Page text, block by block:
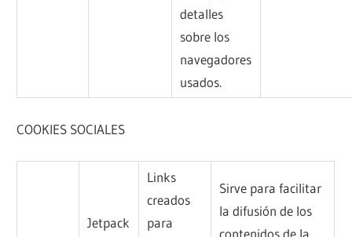
detalles
sobre los
navegadores
usados.
COOKIES SOCIALES
Jetpack
Links
creados
para
Sirve para facilitar
la difusión de los
contenidos de la